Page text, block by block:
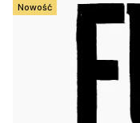
Nowość